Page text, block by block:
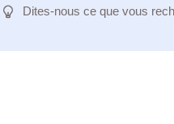
Dites-nous ce que vous